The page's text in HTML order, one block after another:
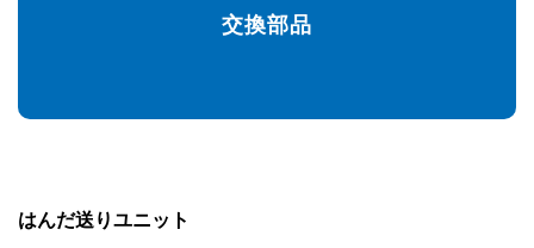
交換部品
はんだ送りユニット